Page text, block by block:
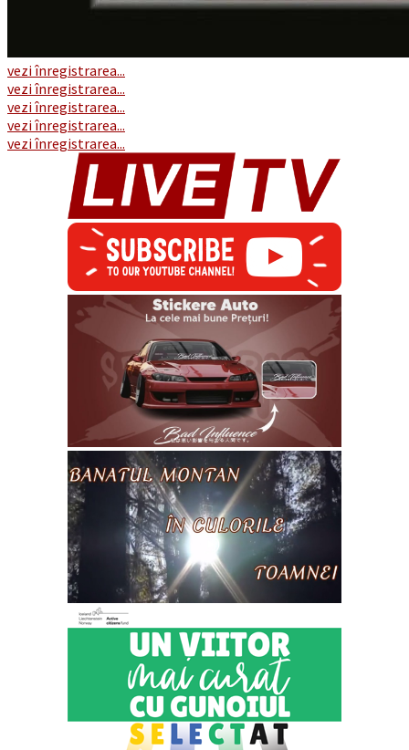
vezi înregistrarea...
vezi înregistrarea...
vezi înregistrarea...
vezi înregistrarea...
vezi înregistrarea...